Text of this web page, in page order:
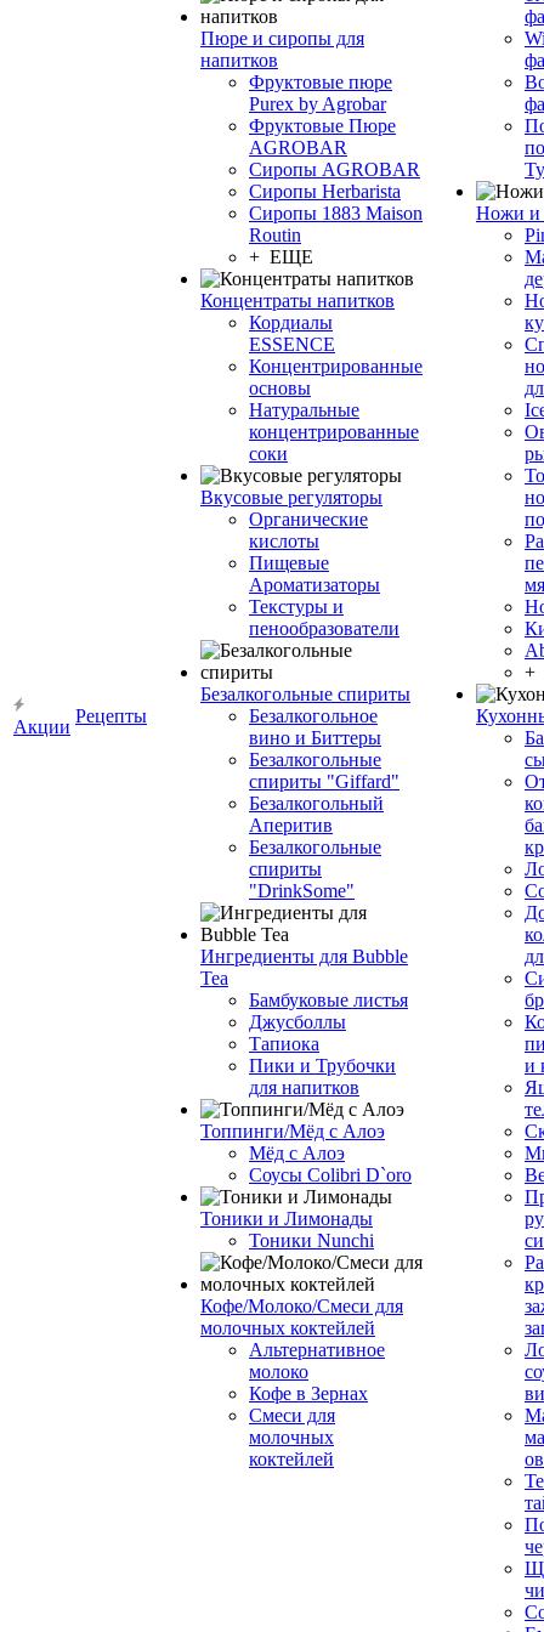
Акции
Рецепты
Пюре и сиропы для
напитков
Фруктовые пюре
Purex by Agrobar
Фруктовые Пюре
AGROBAR
Сиропы AGROBAR
Сиропы Herbarista
Сиропы 1883 Maison
Routin
+ ЕЩЕ
Концентраты напитков
Кордиалы
ESSENCE
Концентрированные
основы
Натуральные
концентрированные
соки
Вкусовые регуляторы
Органические
кислоты
Пищевые
Ароматизаторы
Текстуры и
пенообразователи
Безалкогольные спириты
Безалкогольное
вино и Биттеры
Безалкогольные
спириты "Giffard"
Безалкогольный
Аперитив
Безалкогольные
спириты
"DrinkSome"
Ингредиенты для Bubble
Tea
Бамбуковые листья
Джусболлы
Тапиока
Пики и Трубочки
для напитков
Топпинги/Мёд с Алоэ
Мёд с Алоэ
Соусы Colibri D`oro
Тоники и Лимонады
Тоники Nunchi
Кофе/Молоко/Смеси для
молочных коктейлей
Альтернативное
молоко
Кофе в Зернах
Смеси для
молочных
коктейлей
Ножи и
+
и